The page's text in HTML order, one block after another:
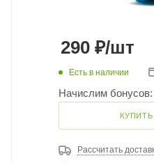
290 ₽/шт
Есть в наличии
Начислим
КУПИТЬ
Рассчитать